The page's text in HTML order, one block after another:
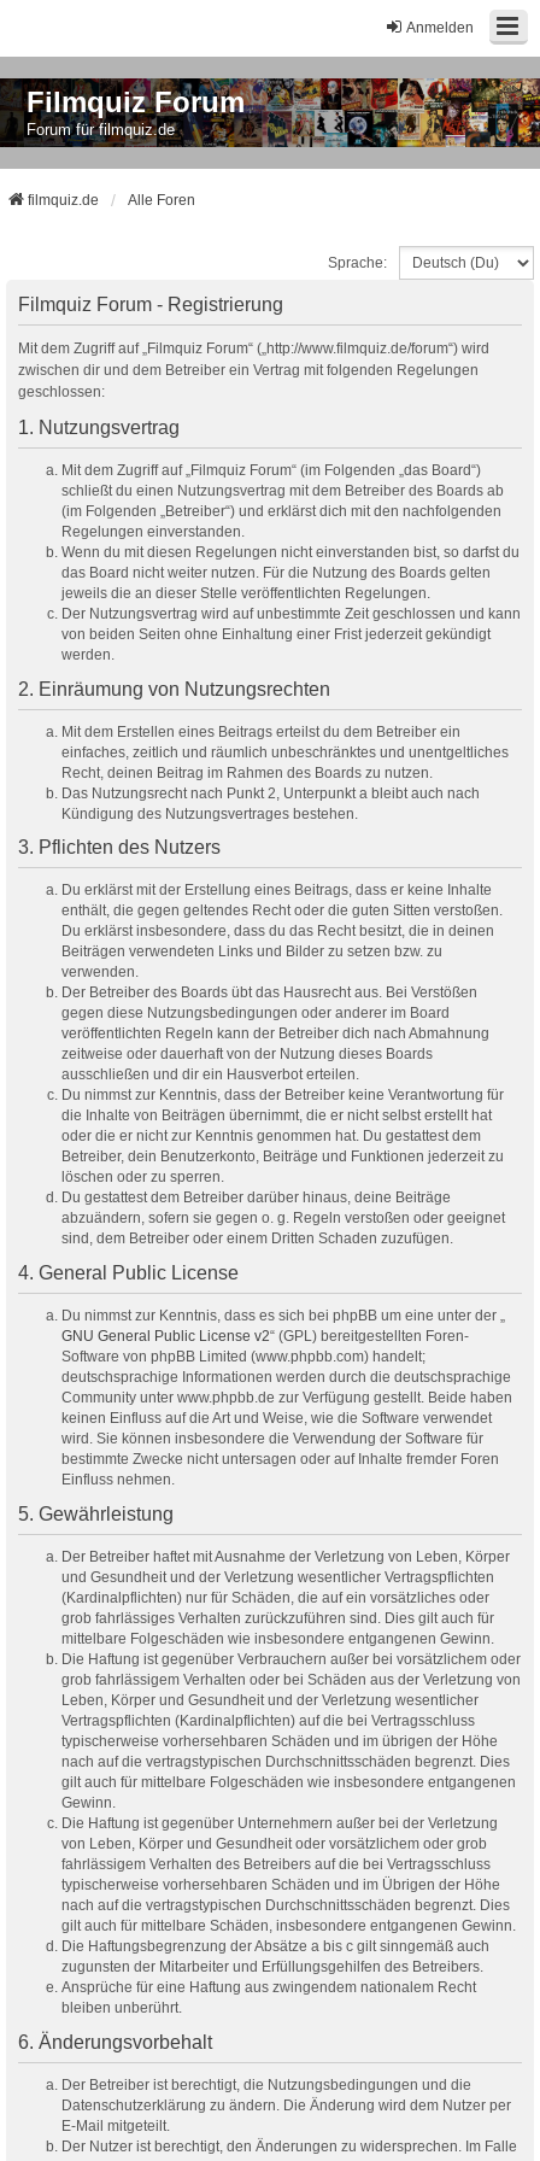
Anmelden
Filmquiz Forum
Forum für filmquiz.de
filmquiz.de Alle Foren
Sprache:
Filmquiz Forum - Registrierung
Mit dem Zugriff auf „Filmquiz Forum“ („http://www.filmquiz.de/forum“) wird
zwischen dir und dem Betreiber ein Vertrag mit folgenden Regelungen
geschlossen:
1. Nutzungsvertrag
Mit dem Zugriff auf „Filmquiz Forum“ (im Folgenden „das Board“)
schließt du einen Nutzungsvertrag mit dem Betreiber des Boards ab
(im Folgenden „Betreiber“) und erklärst dich mit den nachfolgenden
Regelungen einverstanden.
Wenn du mit diesen Regelungen nicht einverstanden bist, so darfst du
das Board nicht weiter nutzen. Für die Nutzung des Boards gelten
jeweils die an dieser Stelle veröffentlichten Regelungen.
Der Nutzungsvertrag wird auf unbestimmte Zeit geschlossen und kann
von beiden Seiten ohne Einhaltung einer Frist jederzeit gekündigt
werden.
2. Einräumung von Nutzungsrechten
Mit dem Erstellen eines Beitrags erteilst du dem Betreiber ein
einfaches, zeitlich und räumlich unbeschränktes und unentgeltliches
Recht, deinen Beitrag im Rahmen des Boards zu nutzen.
Das Nutzungsrecht nach Punkt 2, Unterpunkt a bleibt auch nach
Kündigung des Nutzungsvertrages bestehen.
3. Pflichten des Nutzers
Du erklärst mit der Erstellung eines Beitrags, dass er keine Inhalte
enthält, die gegen geltendes Recht oder die guten Sitten verstoßen.
Du erklärst insbesondere, dass du das Recht besitzt, die in deinen
Beiträgen verwendeten Links und Bilder zu setzen bzw. zu
verwenden.
Der Betreiber des Boards übt das Hausrecht aus. Bei Verstößen
gegen diese Nutzungsbedingungen oder anderer im Board
veröffentlichten Regeln kann der Betreiber dich nach Abmahnung
zeitweise oder dauerhaft von der Nutzung dieses Boards
ausschließen und dir ein Hausverbot erteilen.
Du nimmst zur Kenntnis, dass der Betreiber keine Verantwortung für
die Inhalte von Beiträgen übernimmt, die er nicht selbst erstellt hat
oder die er nicht zur Kenntnis genommen hat. Du gestattest dem
Betreiber, dein Benutzerkonto, Beiträge und Funktionen jederzeit zu
löschen oder zu sperren.
Du gestattest dem Betreiber darüber hinaus, deine Beiträge
abzuändern, sofern sie gegen o. g. Regeln verstoßen oder geeignet
sind, dem Betreiber oder einem Dritten Schaden zuzufügen.
4. General Public License
Du nimmst zur Kenntnis, dass es sich bei phpBB um eine unter der „
GNU General Public License v2“ (GPL) bereitgestellten Foren-
Software von phpBB Limited (www.phpbb.com) handelt;
deutschsprachige Informationen werden durch die deutschsprachige
Community unter www.phpbb.de zur Verfügung gestellt. Beide haben
keinen Einfluss auf die Art und Weise, wie die Software verwendet
wird. Sie können insbesondere die Verwendung der Software für
bestimmte Zwecke nicht untersagen oder auf Inhalte fremder Foren
Einfluss nehmen.
5. Gewährleistung
Der Betreiber haftet mit Ausnahme der Verletzung von Leben, Körper
und Gesundheit und der Verletzung wesentlicher Vertragspflichten
(Kardinalpflichten) nur für Schäden, die auf ein vorsätzliches oder
grob fahrlässiges Verhalten zurückzuführen sind. Dies gilt auch für
mittelbare Folgeschäden wie insbesondere entgangenen Gewinn.
Die Haftung ist gegenüber Verbrauchern außer bei vorsätzlichem oder
grob fahrlässigem Verhalten oder bei Schäden aus der Verletzung von
Leben, Körper und Gesundheit und der Verletzung wesentlicher
Vertragspflichten (Kardinalpflichten) auf die bei Vertragsschluss
typischerweise vorhersehbaren Schäden und im übrigen der Höhe
nach auf die vertragstypischen Durchschnittsschäden begrenzt. Dies
gilt auch für mittelbare Folgeschäden wie insbesondere entgangenen
Gewinn.
Die Haftung ist gegenüber Unternehmern außer bei der Verletzung
von Leben, Körper und Gesundheit oder vorsätzlichem oder grob
fahrlässigem Verhalten des Betreibers auf die bei Vertragsschluss
typischerweise vorhersehbaren Schäden und im Übrigen der Höhe
nach auf die vertragstypischen Durchschnittsschäden begrenzt. Dies
gilt auch für mittelbare Schäden, insbesondere entgangenen Gewinn.
Die Haftungsbegrenzung der Absätze a bis c gilt sinngemäß auch
zugunsten der Mitarbeiter und Erfüllungsgehilfen des Betreibers.
Ansprüche für eine Haftung aus zwingendem nationalem Recht
bleiben unberührt.
6. Änderungsvorbehalt
Der Betreiber ist berechtigt, die Nutzungsbedingungen und die
Datenschutzerklärung zu ändern. Die Änderung wird dem Nutzer per
E-Mail mitgeteilt.
Der Nutzer ist berechtigt, den Änderungen zu widersprechen. Im Falle